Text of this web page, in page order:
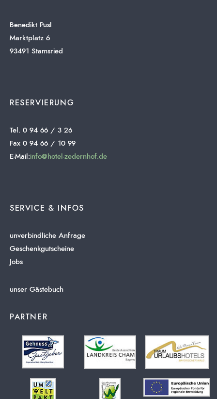
Benedikt Pusl
Marktplatz 6
93491 Stamsried
RESERVIERUNG
Tel. 0 94 66 / 3 26
Fax 0 94 66 / 10 99
E-Mail:info@hotel-zedernhof.de
SERVICE & INFOS
unverbindliche Anfrage
Geschenkgutscheine
Jobs
unser Gästebuch
PARTNER